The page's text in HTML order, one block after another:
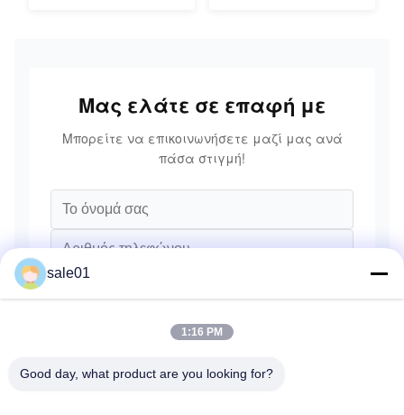
Μας ελάτε σε επαφή με
Μπορείτε να επικοινωνήσετε μαζί μας ανά
πάσα στιγμή!
sale01
1:16 PM
Good day, what product are you looking for?